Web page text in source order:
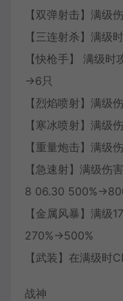
【双弹射击】满级
【三连射杀】满级
【快枪手】 满级
→6只
【烈焰喷射】满级
【寒冰喷射】满级
【重量炮击】满级
【急速射】满级
8 06.30
【金属风暴】满
270%→500%
【武装】在满级时
战神